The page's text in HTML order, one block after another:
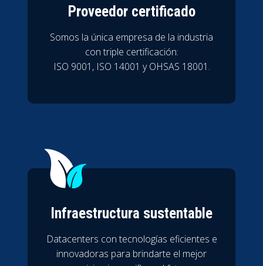
Proveedor certificado
Somos la única empresa de la industria
con triple certificación:
ISO 9001, ISO 14001 y OHSAS 18001.
Infraestructura sustentable
Datacenters con tecnologías eficientes e
innovadoras para brindarte el mejor